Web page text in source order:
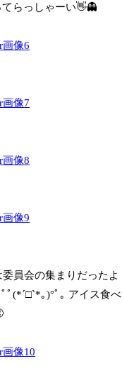
らっしゃーい👋👻
員会の集まりだったよ
ﾟ(*´□︎`*｡)°ﾟ｡ アイス食べ